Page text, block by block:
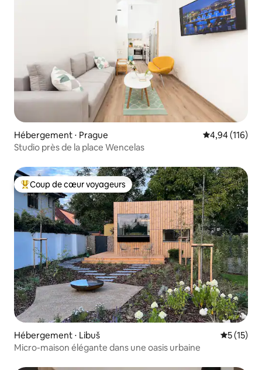
Hébergement ⋅ Prague Évaluation
4,94 (116)
Studio près de la place Wencelas
Coups de cœur voyageurs les plus appréciés
Coup de cœur voyageurs
Hébergement ⋅ Libuš
5 (15)
Micro-maison élégante dans une oasis urbaine